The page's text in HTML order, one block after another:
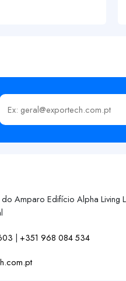
Insira o seu email
Amparo Edifício Alpha Living
| +351 968 084 534